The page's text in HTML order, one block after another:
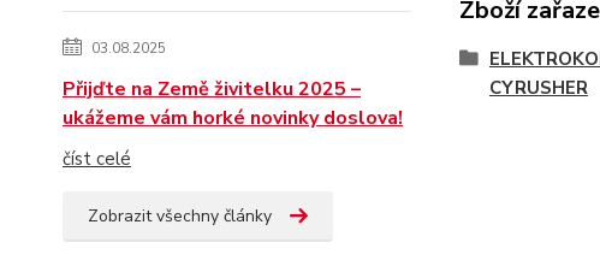
03.08.2025
Přijďte na Země živitelku 2025 –
ukážeme vám horké novinky doslova!
číst celé
Zobrazit všechny články
Zboží
CYRUSHER